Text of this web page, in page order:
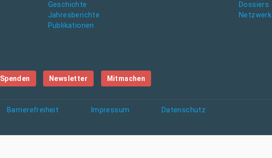
Geschichte
Jahresberichte
Publikationen
Dossiers
Netzwerk
Spenden Newsletter Mitmachen
Barrierefreiheit Impressum Datenschutz